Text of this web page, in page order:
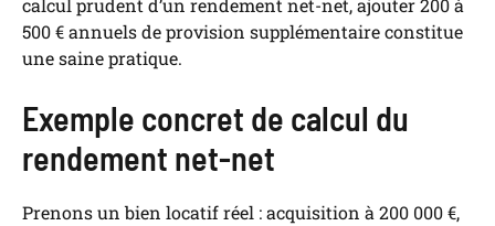
calcul prudent d’un rendement net-net, ajouter 200 à
500 € annuels de provision supplémentaire constitue
une saine pratique.
Exemple concret de calcul du
rendement net-net
Prenons un bien locatif réel : acquisition à 200 000 €,